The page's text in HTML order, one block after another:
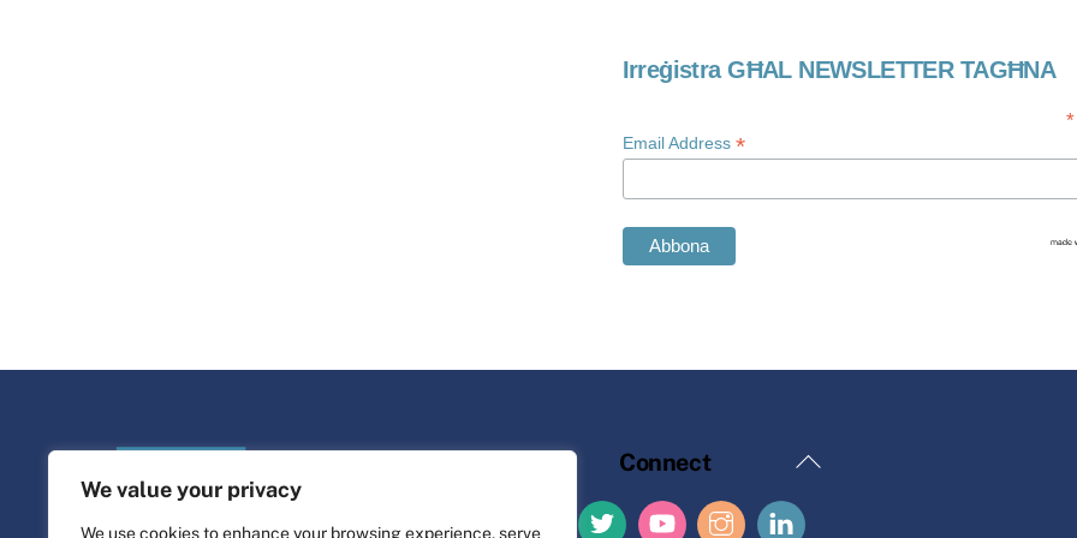
We value your privacy
We use cookies to enhance your browsing experience, serve
Irreġistra GĦAL NEWSLETTER TAGĦNA
*
Email Address *
Back
Connect